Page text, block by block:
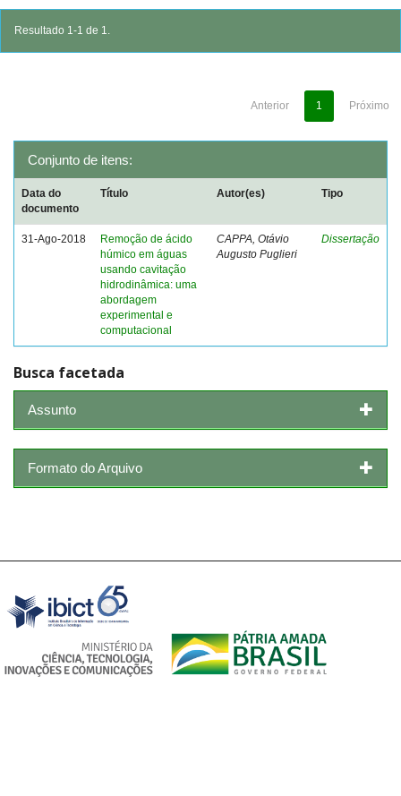
Resultado 1-1 de 1.
Anterior 1 Próximo
Conjunto de itens:
Data do
documento
Título Autor(es) Tipo
31-Ago-2018
Remoção de ácido
húmico em águas
usando cavitação
hidrodinâmica: uma
abordagem
experimental e
computacional
CAPPA, Otávio
Augusto Puglieri
Dissertação
Busca facetada
Assunto
Formato do Arquivo